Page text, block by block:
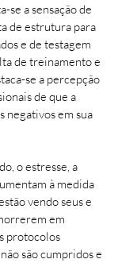
se a sensação de
de estrutura para
e de testagem
de treinamento e
se a percepção
de que a
negativos em sua
o estresse, a
à medida
vendo seus e
em
protocolos
são cumpridos e